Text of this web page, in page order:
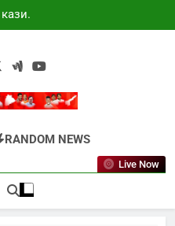
Telugu News
RANDOM NEWS
Live Now